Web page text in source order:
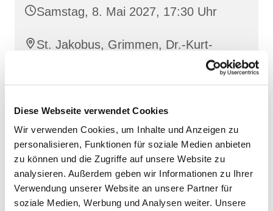
Diese Webseite verwendet Cookies
Wir verwenden Cookies, um Inhalte und Anzeigen zu
personalisieren, Funktionen für soziale Medien anbieten
zu können und die Zugriffe auf unsere Website zu
analysieren. Außerdem geben wir Informationen zu Ihrer
Verwendung unserer Website an unsere Partner für
soziale Medien, Werbung und Analysen weiter. Unsere
Samstag, 8. Mai 2027, 17:30 Uhr
St. Jakobus, Grimmen, Dr.-Kurt-
Fischer-Straße 1, 18507 Grimmen